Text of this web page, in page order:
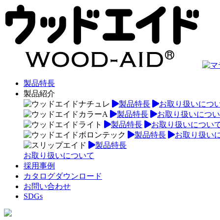
製品特長
製品紹介
製品特長
お取り扱いにつ
製品特長
お取り扱いにつ
製品特長
お取り扱いについ
製品特長
お取り扱い
製品特長
お取り扱いについて
採用事例
カタログダウンロード
お問い合わせ
SDGs